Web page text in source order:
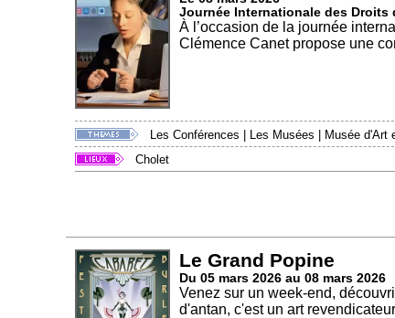
Journée Internationale des Droits
À l’occasion de la journée
Clémence Canet propose une
Les Conférences | Les Musées | Musée d'Art
Cholet
Le Grand Popine
Du 05 mars 2026 au 08 mars 2026
Venez sur un week-end,
d'antan, c'est un art